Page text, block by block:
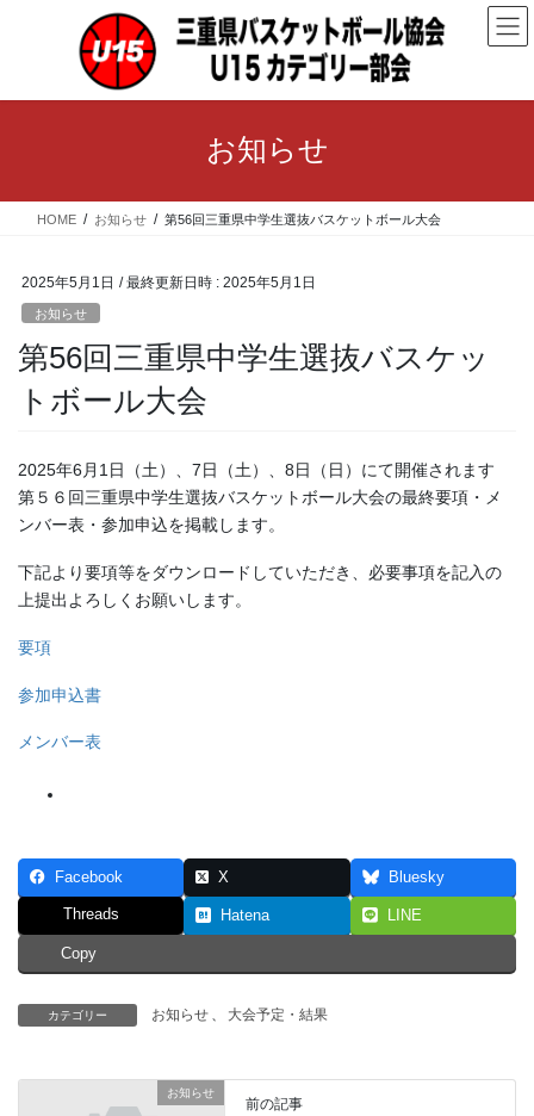
お知らせ
HOME お知らせ 第56回三重県中学生選抜バスケットボール大会
2025年5月1日 / 最終更新日時 : 2025年5月1日
お知らせ
第56回三重県中学生選抜バスケッ
トボール大会
2025年6月1日（土）、7日（土）、8日（日）にて開催されます
第５６回三重県中学生選抜バスケットボール大会の最終要項・メ
ンバー表・参加申込を掲載します。
下記より要項等をダウンロードしていただき、必要事項を記入の
上提出よろしくお願いします。
要項
参加申込書
メンバー表
Facebook X Bluesky
Threads Hatena LINE
Copy
カテゴリー お知らせ 、 大会予定・結果
お知らせ
前の記事